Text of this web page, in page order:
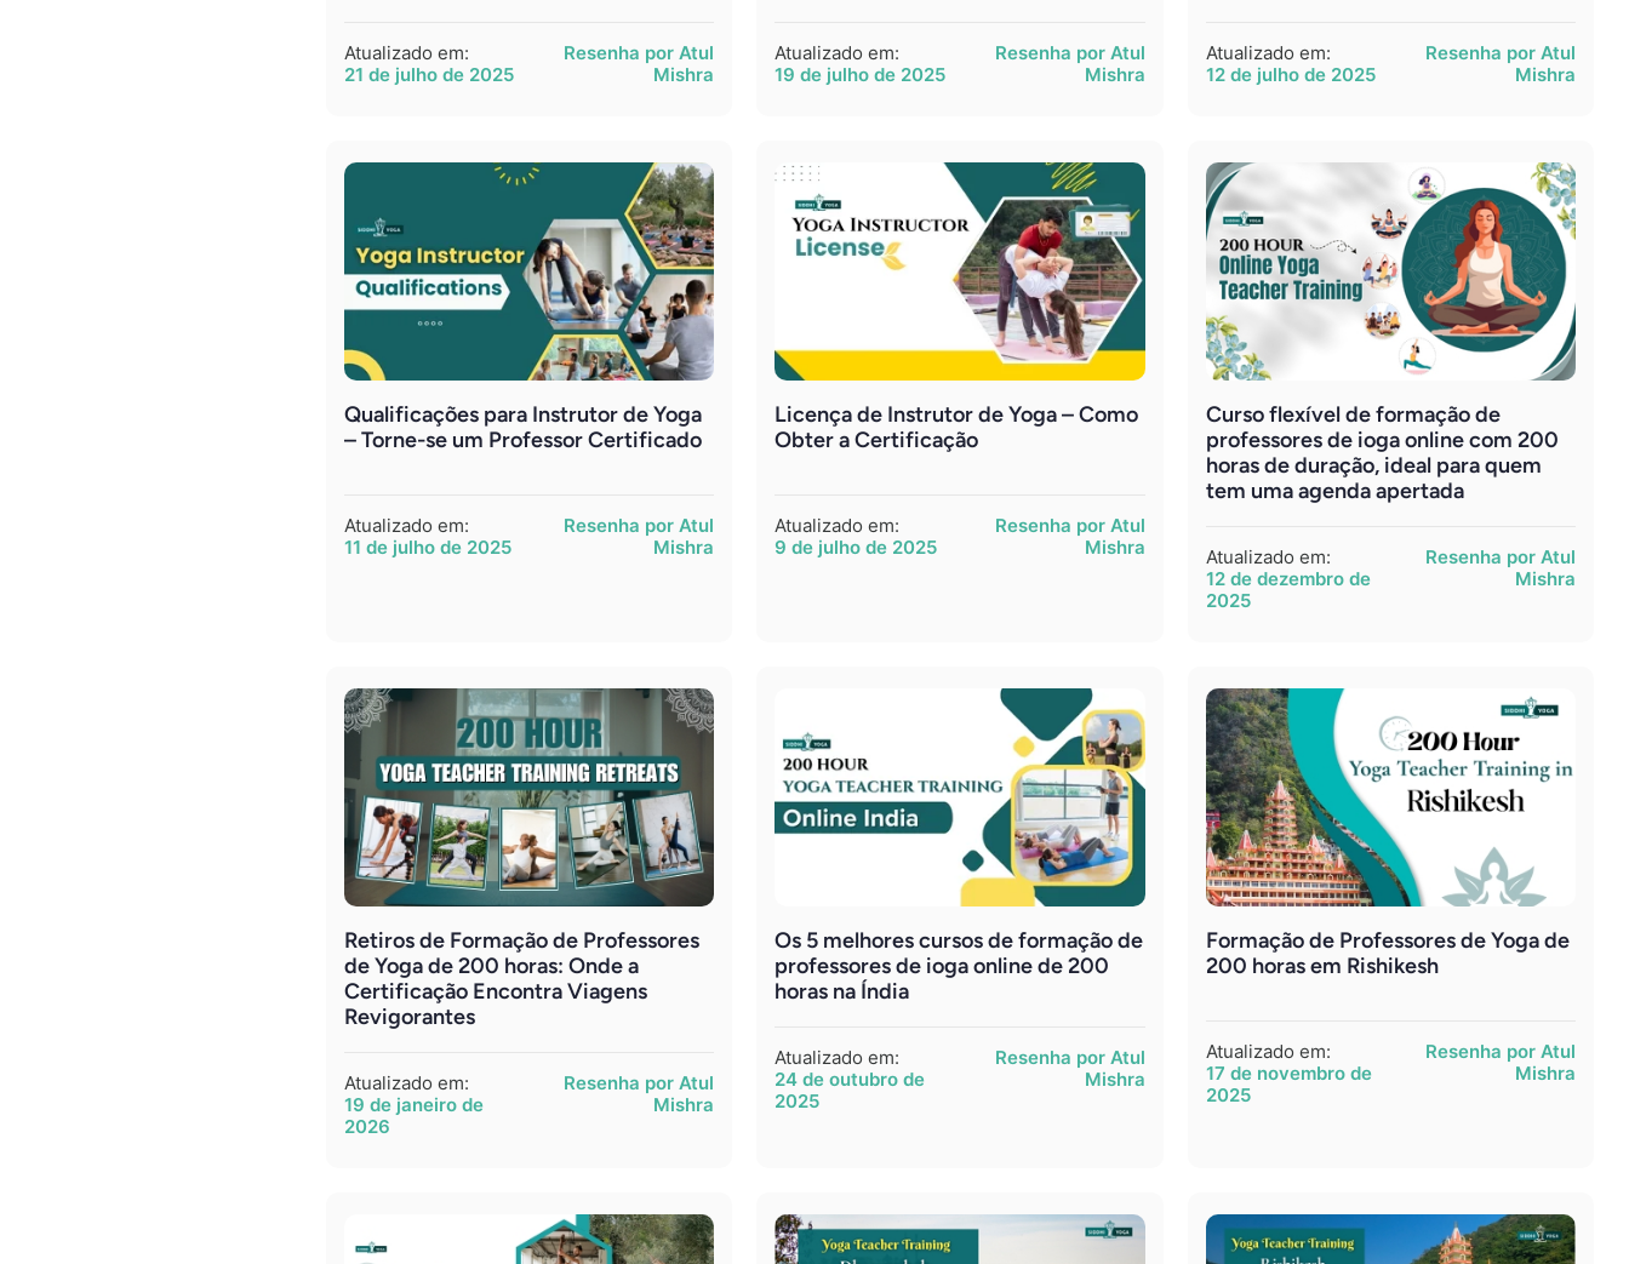
Atualizado em:
21 de julho de 2025
Resenha por Atul
Mishra
Atualizado em:
19 de julho de 2025
Resenha por Atul
Mishra
Atualizado em:
12 de julho de 2025
Resenha por Atul
Mishra
Qualificações para Instrutor de Yoga
– Torne-se um Professor Certificado
Atualizado em:
11 de julho de 2025
Resenha por Atul
Mishra
Licença de Instrutor de Yoga – Como
Obter a Certificação
Atualizado em:
9 de julho de 2025
Resenha por Atul
Mishra
Curso flexível de formação de
professores de ioga online com 200
horas de duração, ideal para quem
tem uma agenda apertada
Atualizado em:
12 de dezembro de
2025
Resenha por Atul
Mishra
Retiros de Formação de Professores
de Yoga de 200 horas: Onde a
Certificação Encontra Viagens
Revigorantes
Atualizado em:
19 de janeiro de
2026
Resenha por Atul
Mishra
Os 5 melhores cursos de formação de
professores de ioga online de 200
horas na Índia
Atualizado em:
24 de outubro de
2025
Resenha por Atul
Mishra
Formação de Professores de Yoga de
200 horas em Rishikesh
Atualizado em:
17 de novembro de
2025
Resenha por Atul
Mishra